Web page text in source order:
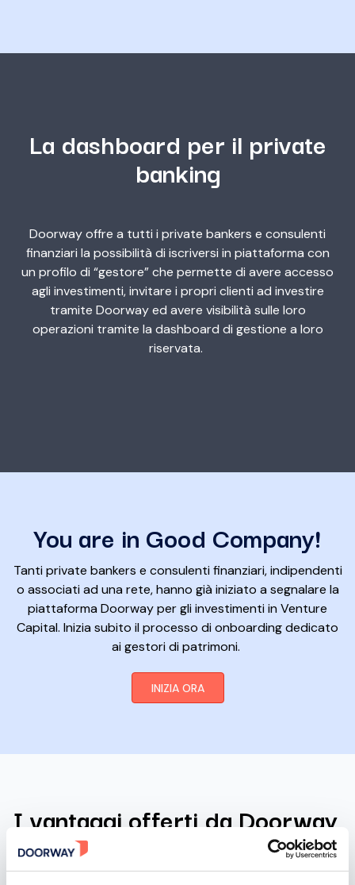
La dashboard per il private
banking
Doorway offre a tutti i private bankers e consulenti
finanziari la possibilità di iscriversi in piattaforma con
un profilo di “gestore” che permette di avere accesso
agli investimenti, invitare i propri clienti ad investire
tramite Doorway ed avere visibilità sulle loro
operazioni tramite la dashboard di gestione a loro
riservata.
You are in Good Company!
Tanti private bankers e consulenti finanziari, indipendenti
o associati ad una rete, hanno già iniziato a segnalare la
piattaforma Doorway per gli investimenti in Venture
Capital. Inizia subito il processo di onboarding dedicato
ai gestori di patrimoni.
INIZIA ORA
I vantaggi offerti da Doorway
Doorway è il partner affidabile per i private bankers e